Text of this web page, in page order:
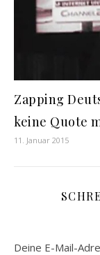
Zapping
keine Quote
11. Januar 2015
Deine E-Mail-